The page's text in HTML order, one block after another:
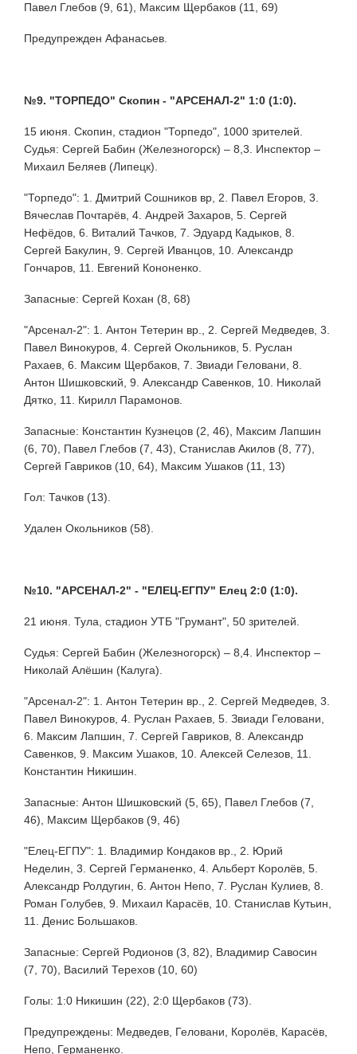
Павел Глебов (9, 61), Максим Щербаков (11, 69)
Предупрежден Афанасьев.
№9. "ТОРПЕДО" Скопин - "АРСЕНАЛ-2" 1:0 (1:0).
15 июня. Скопин, стадион "Торпедо", 1000 зрителей.
Судья: Сергей Бабин (Железногорск) – 8,3. Инспектор –
Михаил Беляев (Липецк).
"Торпедо": 1. Дмитрий Сошников вр, 2. Павел Егоров, 3.
Вячеслав Почтарёв, 4. Андрей Захаров, 5. Сергей
Нефёдов, 6. Виталий Тачков, 7. Эдуард Кадыков, 8.
Сергей Бакулин, 9. Сергей Иванцов, 10. Александр
Гончаров, 11. Евгений Кононенко.
Запасные: Сергей Кохан (8, 68)
"Арсенал-2": 1. Антон Тетерин вр., 2. Сергей Медведев, 3.
Павел Винокуров, 4. Сергей Окольников, 5. Руслан
Рахаев, 6. Максим Щербаков, 7. Звиади Геловани, 8.
Антон Шишковский, 9. Александр Савенков, 10. Николай
Дятко, 11. Кирилл Парамонов.
Запасные: Константин Кузнецов (2, 46), Максим Лапшин
(6, 70), Павел Глебов (7, 43), Станислав Акилов (8, 77),
Сергей Гавриков (10, 64), Максим Ушаков (11, 13)
Гол: Тачков (13).
Удален Окольников (58).
№10. "АРСЕНАЛ-2" - "ЕЛЕЦ-ЕГПУ" Елец 2:0 (1:0).
21 июня. Тула, стадион УТБ "Грумант", 50 зрителей.
Судья: Сергей Бабин (Железногорск) – 8,4. Инспектор –
Николай Алёшин (Калуга).
"Арсенал-2": 1. Антон Тетерин вр., 2. Сергей Медведев, 3.
Павел Винокуров, 4. Руслан Рахаев, 5. Звиади Геловани,
6. Максим Лапшин, 7. Сергей Гавриков, 8. Александр
Савенков, 9. Максим Ушаков, 10. Алексей Селезов, 11.
Константин Никишин.
Запасные: Антон Шишковский (5, 65), Павел Глебов (7,
46), Максим Щербаков (9, 46)
"Елец-ЕГПУ": 1. Владимир Кондаков вр., 2. Юрий
Неделин, 3. Сергей Германенко, 4. Альберт Королёв, 5.
Александр Ролдугин, 6. Антон Непо, 7. Руслан Кулиев, 8.
Роман Голубев, 9. Михаил Карасёв, 10. Станислав Кутьин,
11. Денис Большаков.
Запасные: Сергей Родионов (3, 82), Владимир Савосин
(7, 70), Василий Терехов (10, 60)
Голы: 1:0 Никишин (22), 2:0 Щербаков (73).
Предупреждены: Медведев, Геловани, Королёв, Карасёв,
Непо, Германенко.